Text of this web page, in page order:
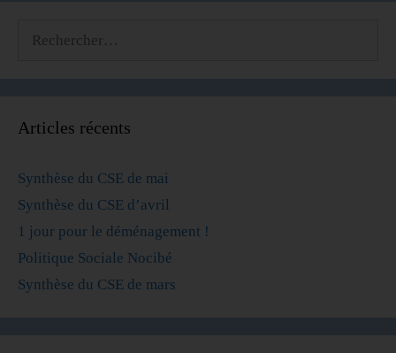
Articles récents
Synthèse du CSE de mai
Synthèse du CSE d’avril
1 jour pour le déménagement !
Politique Sociale Nocibé
Synthèse du CSE de mars